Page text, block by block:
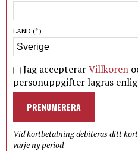
LAND (*)
Jag accepterarVillkoren
personuppgifter lagras
PRENUMERERA
Vid kortbetalning debiteras ditt
varje ny period